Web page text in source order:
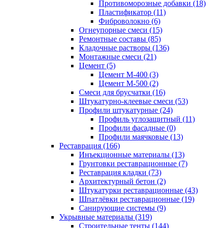
Противоморозные добавки (18)
Пластификатор (11)
Фиброволокно (6)
Огнеупорные смеси (15)
Ремонтные составы (85)
Кладочные растворы (136)
Монтажные смеси (21)
Цемент (5)
Цемент М-400 (3)
Цемент М-500 (2)
Смеси для брусчатки (16)
Штукатурно-клеевые смеси (53)
Профили штукатурные (24)
Профиль углозащитный (11)
Профили фасадные (0)
Профили маячковые (13)
Реставрация (166)
Инъекционные материалы (13)
Грунтовки реставрационные (7)
Реставрация кладки (73)
Архитектурный бетон (2)
Штукатурки реставрационные (43)
Шпатлёвки реставрационные (19)
Санирующие системы (9)
Укрывные материалы (319)
Строительные тенты (144)